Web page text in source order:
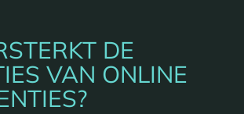
DE
VAN ONLINE